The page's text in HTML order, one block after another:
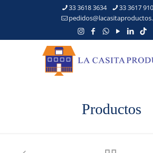
33 3618 3634
33 3617
Productos